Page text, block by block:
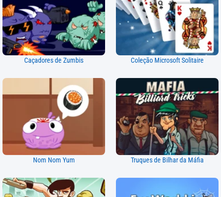
Caçadores de Zumbis Coleção Microsoft Solitaire
Nom Nom Yum Truques de Bilhar da Máfia